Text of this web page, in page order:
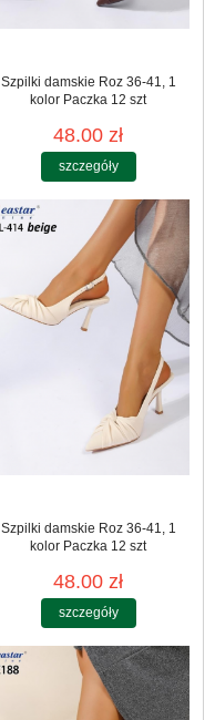
Szpilki damskie Roz 36-41, 1
kolor Paczka 12 szt
48.00 zł
szczegóły
Szpilki damskie Roz 36-41, 1
kolor Paczka 12 szt
48.00 zł
szczegóły